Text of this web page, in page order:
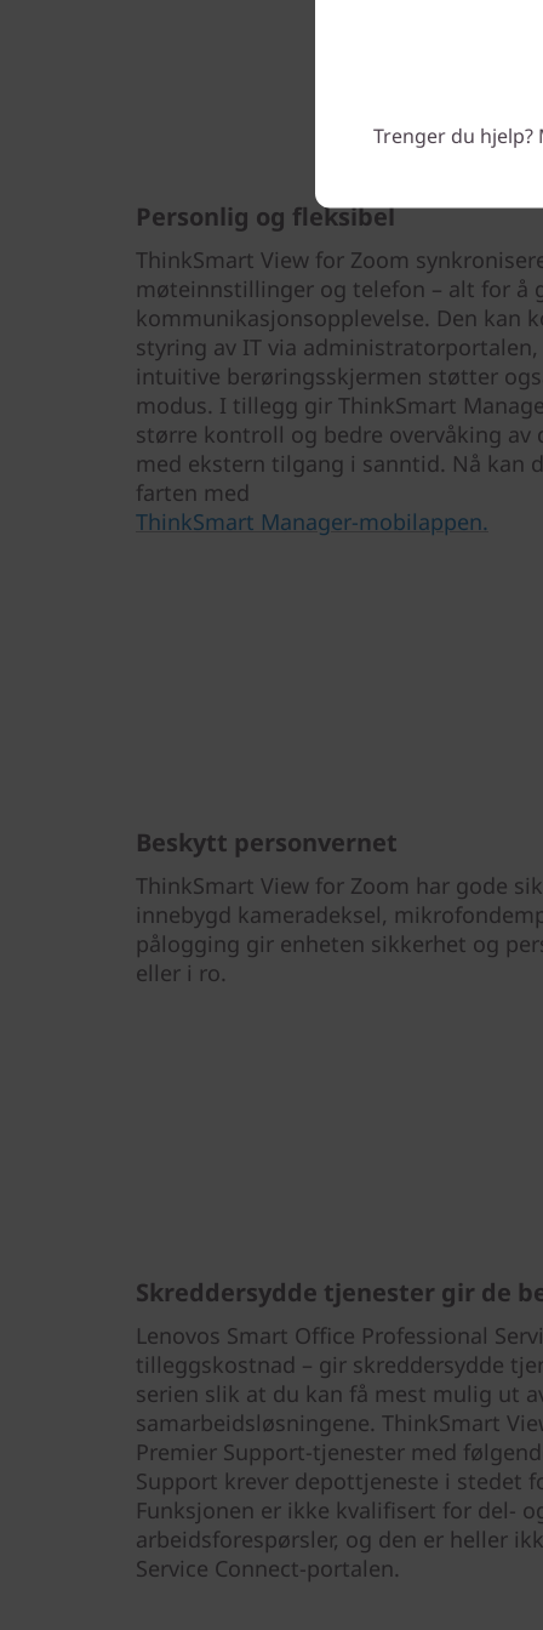
Personlig og fleksibel
ThinkSmart View for Zoom
møteinnstillinger og telefon – alt for å
kommunikasjonsopplevelse. Den kan
styring av IT via
intuitive berøringsskjermen støtter
modus. I tillegg gir ThinkSmart
større kontroll og bedre overvåking av
med ekstern tilgang i sanntid. Nå kan
farten med
ThinkSmart Manager-mobilappen.
Beskytt personvernet
ThinkSmart View for Zoom har gode
innebygd kameradeksel,
pålogging gir enheten sikkerhet og
eller i ro.
Skreddersydde tjenester gir de
Lenovos Smart Office Professional
tilleggskostnad – gir skreddersydde
serien slik at du kan få mest mulig ut
samarbeidsløsningene. ThinkSmart
Premier Support-tjenester med
Support krever depottjeneste i stedet
Funksjonen er ikke kvalifisert for del-
arbeidsforespørsler, og den er heller
Service Connect-portalen.
Trenger du hjelp?